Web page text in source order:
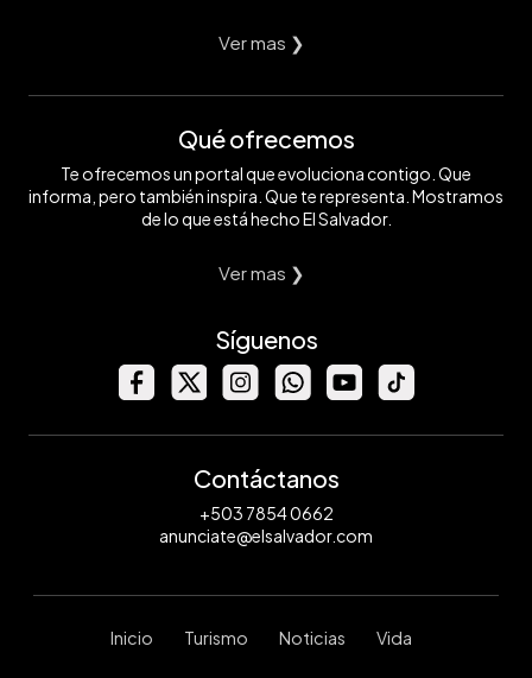
Ver mas ❯
Qué ofrecemos
Te ofrecemos un portal que evoluciona contigo. Que
informa, pero también inspira. Que te representa. Mostramos
de lo que está hecho El Salvador.
Ver mas ❯
Síguenos
Contáctanos
+503 7854 0662
anunciate@elsalvador.com
Inicio Turismo Noticias Vida